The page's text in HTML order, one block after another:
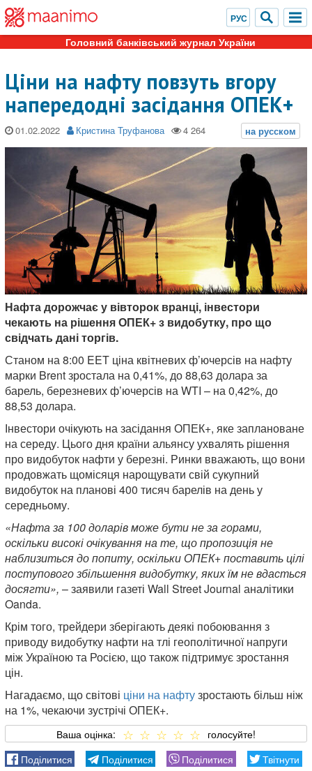
Головний банківський журнал України
Ціни на нафту повзуть вгору
напередодні засідання ОПЕК+
01.02.2022 Кристина Труфанова
Нафта дорожчає у вівторок вранці, інвестори
чекають на рішення ОПЕК+ з видобутку, про що
свідчать дані торгів.
Станом на 8:00 EET ціна квітневих ф’ючерсів на нафту
марки Brent зростала на 0,41%, до 88,63 долара за
барель, березневих ф’ючерсів на WTI – на 0,42%, до
88,53 долара.
Інвестори очікують на засідання ОПЕК+, яке заплановане
на середу. Цього дня країни альянсу ухвалять рішення
про видобуток нафти у березні. Ринки вважають, що вони
продовжать щомісяця нарощувати свій сукупний
видобуток на планові 400 тисяч барелів на день у
середньому.
«Нафта за 100 доларів може бути не за горами,
оскільки високі очікування на те, що пропозиція не
наблизиться до попиту, оскільки ОПЕК+ поставить цілі
поступового збільшення видобутку, яких їм не вдасться
досягти», – заявили газеті Wall Street Journal аналітики
Oanda.
Крім того, трейдери зберігають деякі побоювання з
приводу видобутку нафти на тлі геополітичної напруги
між Україною та Росією, що також підтримує зростання
цін.
Нагадаємо, що світові ціни на нафтузростають більш ніж
на 1%, чекаючи зустрічі ОПЕК+.